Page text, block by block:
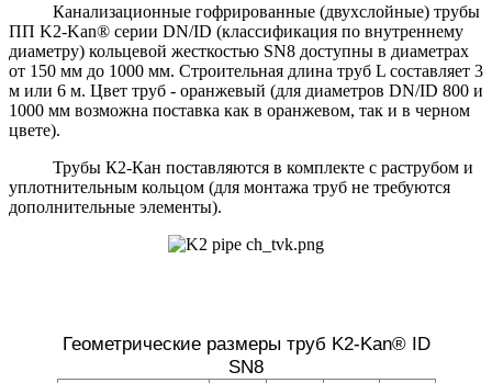
Канализационные гофрированные (двухслойные) трубы
ПП K2-Kan® серии DN/ID (классификация по внутреннему
диаметру) кольцевой жесткостью SN8 доступны в диаметрах
от 150 мм до 1000 мм. Строительная длина труб L составляет 3
м или 6 м. Цвет труб - оранжевый (для диаметров DN/ID 800 и
1000 мм возможна поставка как в оранжевом, так и в черном
цвете).
Трубы К2-Кан поставляются в комплекте с раструбом и
уплотнительным кольцом (для монтажа труб не требуются
дополнительные элементы).
Геометрические размеры труб K2-Kan® ID
SN8